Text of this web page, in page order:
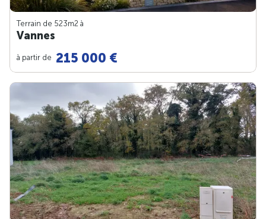
Terrain de 523m2 à
Vannes
à partir de 215 000 €